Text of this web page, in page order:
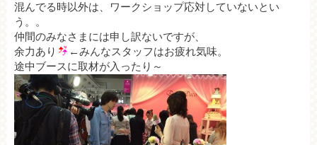
混んでる時以外は、ワークショップ応対していないとい
う。。
仲間のみなさまには申し訳ないですが、
余力あり
←みんなスタッフはお疲れ気味。
途中ブースに取材が入ったり～